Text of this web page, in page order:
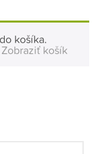
košíka.
Zobraziť košík